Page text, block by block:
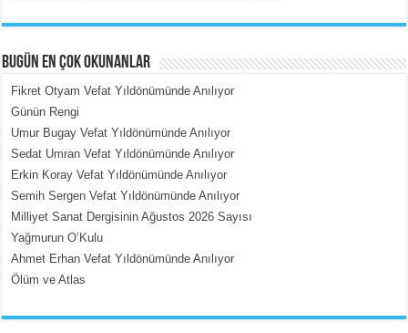
MEHMET ÇOBAN
İçerdeki Put Dışardaki Maskeler...
BUGÜN EN ÇOK OKUNANLAR
Fikret Otyam Vefat Yıldönümünde Anılıyor
Günün Rengi
Umur Bugay Vefat Yıldönümünde Anılıyor
Sedat Umran Vefat Yıldönümünde Anılıyor
Erkin Koray Vefat Yıldönümünde Anılıyor
Semih Sergen Vefat Yıldönümünde Anılıyor
Milliyet Sanat Dergisinin Ağustos 2026 Sayısı
Yağmurun O’Kulu
Ahmet Erhan Vefat Yıldönümünde Anılıyor
Ölüm ve Atlas